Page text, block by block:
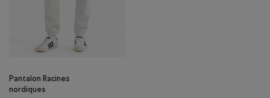
Pantalon Racines
nordiques